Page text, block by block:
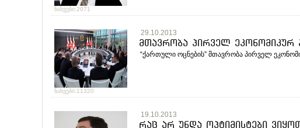
ნახვები:2071
ნახვები:11320
29.10.2013
მთავრობა პირველ ეკონომიკურ
“ქართული ოცნების” მთავრობა პირველ
19.10.2013
რაც არ უნდა ოპტიმისტები